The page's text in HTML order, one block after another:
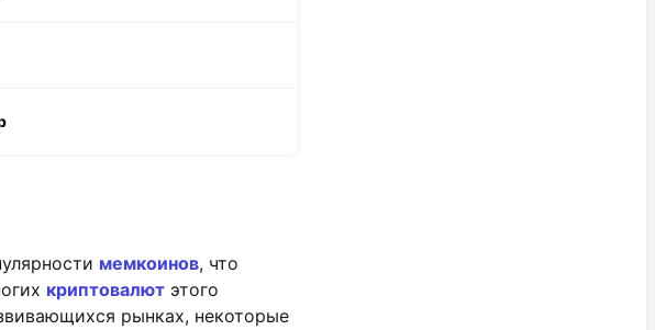
мемкоинов, что
криптовалют этого
рынках, некоторые